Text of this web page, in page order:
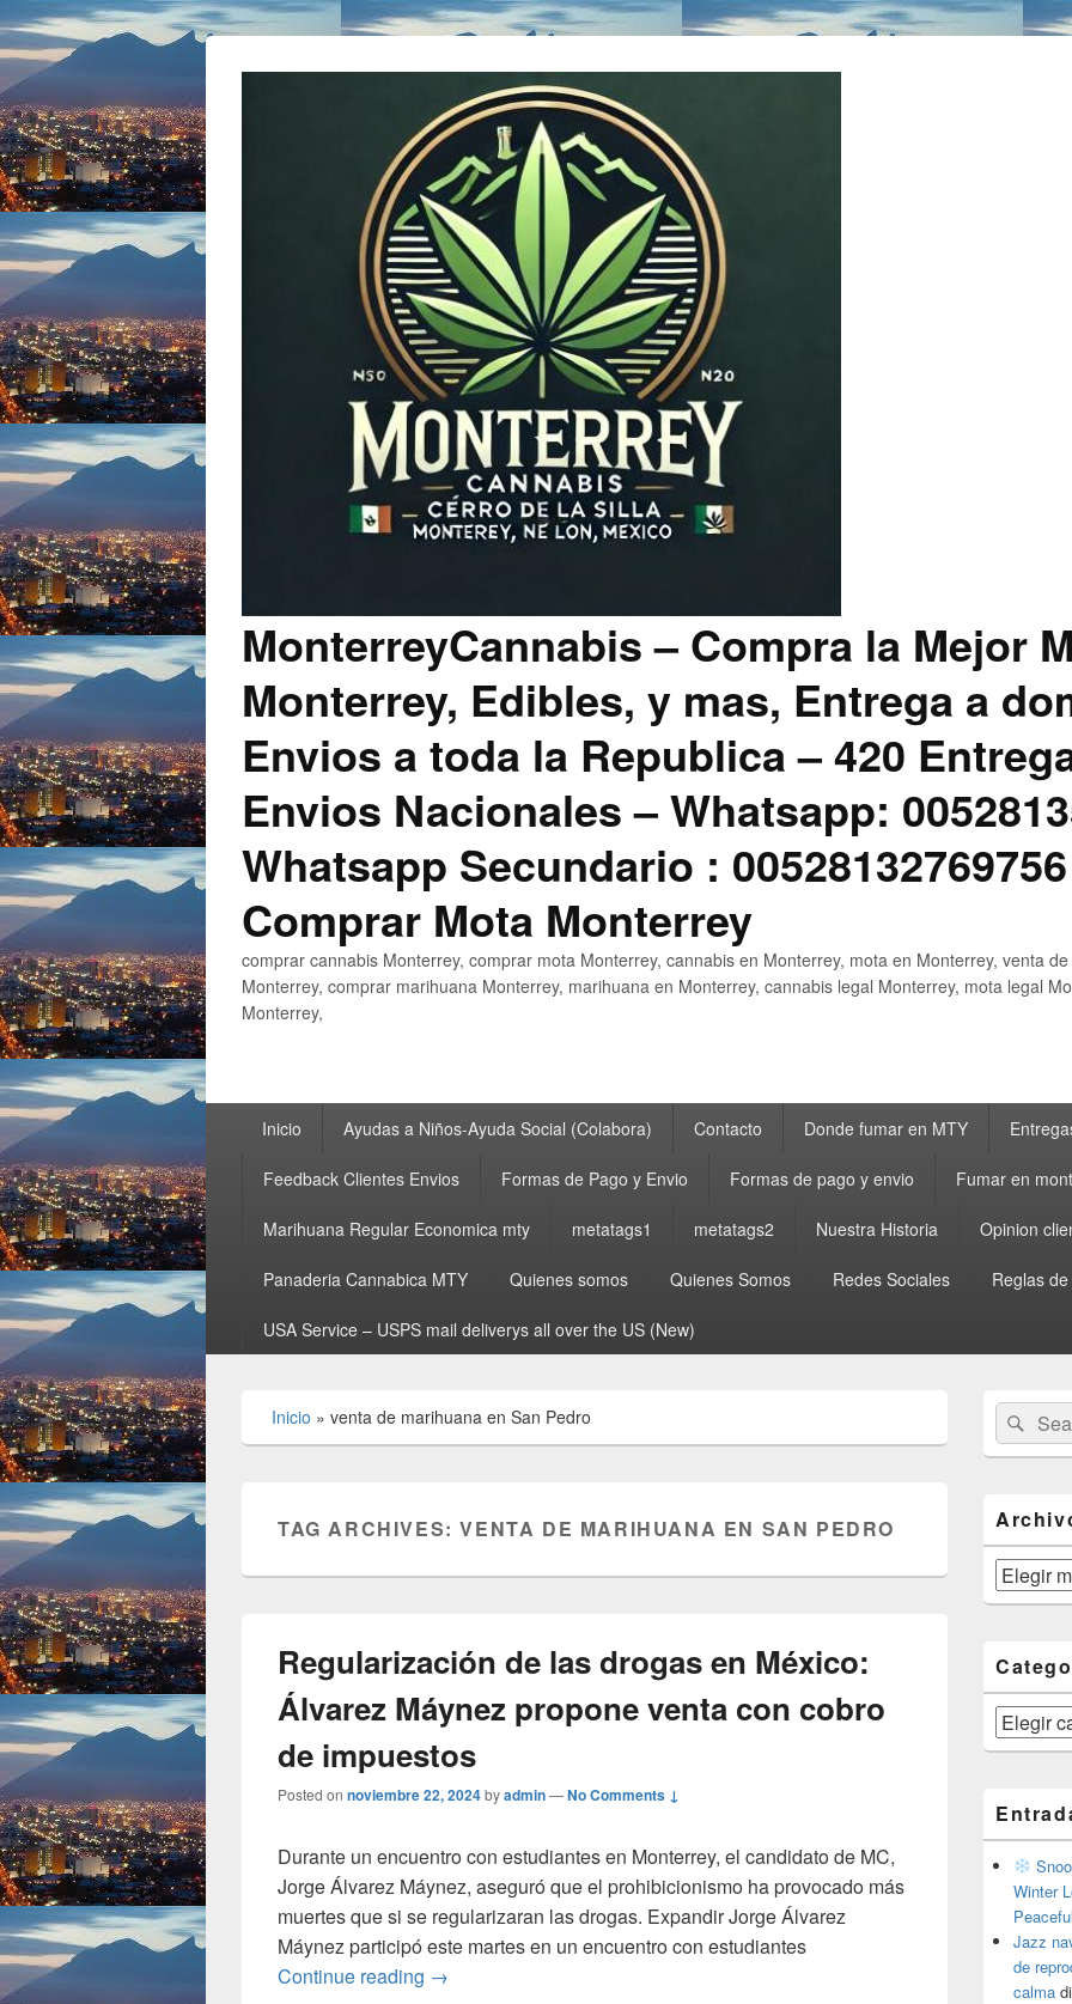
MonterreyCannabis – Compra la Mejor
Monterrey, Edibles, y mas, Entrega a
Envios a toda la Republica – 420
Envios Nacionales – Whatsapp:
Whatsapp Secundario :
Comprar Mota Monterrey
comprar cannabis Monterrey, comprar mota Monterrey, cannabis en Monterrey, mota en Monterrey, venta
Monterrey, comprar marihuana Monterrey, marihuana en Monterrey, cannabis legal Monterrey, mota legal
Monterrey,
Inicio Ayudas a Niños-Ayuda Social (Colabora) Contacto Donde fumar en MTY
Feedback Clientes Envios Formas de Pago y Envio Formas de pago y envio Fumar en
Marihuana Regular Economica mty metatags1 metatags2 Nuestra Historia Opinion
Panaderia Cannabica MTY Quienes somos Quienes Somos Redes Sociales Reglas
USA Service – USPS mail deliverys all over the US (New)
Inicio » venta de marihuana en San Pedro
TAG ARCHIVES:VENTA DE MARIHUANA EN SAN PEDRO
Regularización de las drogas en México:
Álvarez Máynez propone venta con cobro
de impuestos
Posted on noviembre 22, 2024byadmin—No Comments ↓
Durante un encuentro con estudiantes en Monterrey, el candidato de MC,
Jorge Álvarez Máynez, aseguró que el prohibicionismo ha provocado más
muertes que si se regularizaran las drogas. Expandir Jorge Álvarez
Máynez participó este martes en un encuentro con estudiantes
Continue reading Regularización de las drogas en México: Álvarez Máynez propone venta
→
Primary
Sidebar
Widget
Area
Search
for:
Archivos
Categorías
Winter
Jazz
de
calma